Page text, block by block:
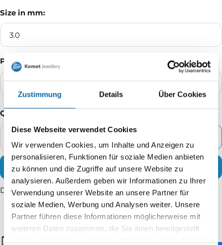
Zustimmung Details Über Cookies
Diese Webseite verwendet Cookies
Wir verwenden Cookies, um Inhalte und Anzeigen zu
personalisieren, Funktionen für soziale Medien anbieten
zu können und die Zugriffe auf unsere Website zu
analysieren. Außerdem geben wir Informationen zu Ihrer
Verwendung unserer Website an unsere Partner für
soziale Medien, Werbung und Analysen weiter. Unsere
Partner führen diese Informationen möglicherweise mit
weiteren Daten zusammen, die Sie ihnen bereitgestellt
Size in mm:
3.0
Packaging Unit:
100
Quantity
Decrease
quantity
Increase
quantity
BUY IT NOW
Delivery time: 2 - 5 working days